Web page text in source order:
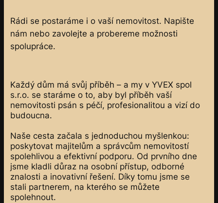
Rádi se postaráme i o vaší nemovitost. Napište
nám nebo zavolejte a probereme možnosti
spolupráce.
Každý dům má svůj příběh – a my v YVEX spol
s.r.o. se staráme o to, aby byl příběh vaší
nemovitosti psán s péčí, profesionalitou a vizí do
budoucna.
Naše cesta začala s jednoduchou myšlenkou:
poskytovat majitelům a správcům nemovitostí
spolehlivou a efektivní podporu. Od prvního dne
jsme kladli důraz na osobní přístup, odborné
znalosti a inovativní řešení. Díky tomu jsme se
stali partnerem, na kterého se můžete
spolehnout.